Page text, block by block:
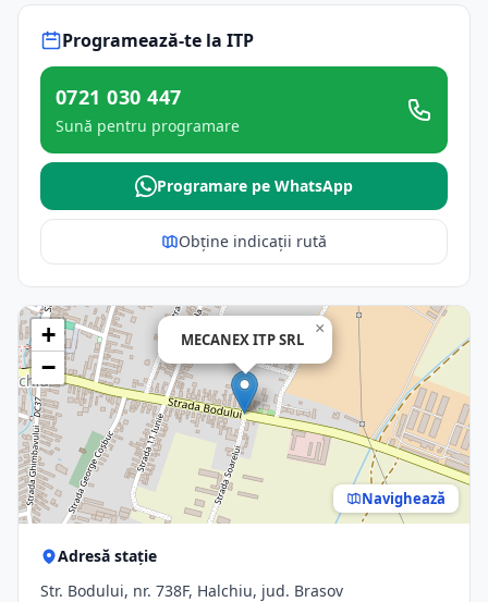
Programează-te la ITP
0721 030 447
Sună pentru programare
Programare pe WhatsApp
Obține indicații rută
MECANEX ITP SRL
×
+
−
Navighează
Adresă stație
Str. Bodului, nr. 738F, Halchiu, jud. Brasov